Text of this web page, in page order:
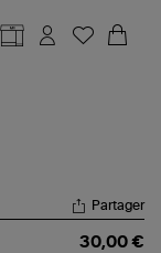
Partager
30,00 €